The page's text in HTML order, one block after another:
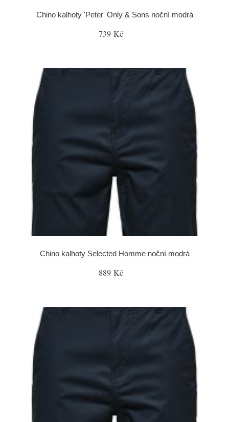
Chino kalhoty 'Peter' Only & Sons noční modrá
739 Kč
Chino kalhoty Selected Homme noční modrá
889 Kč